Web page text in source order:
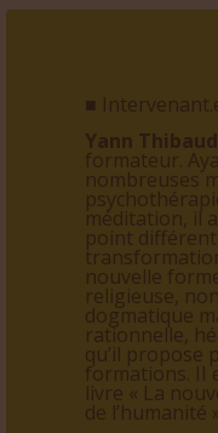
■
Yann Thibaud
formateur.
nombreuses
méditation, il
point
nouvelle
religieuse,
dogmatique
rationnelle,
qu’il propose
formations. II
livre « La
de l’humanité »